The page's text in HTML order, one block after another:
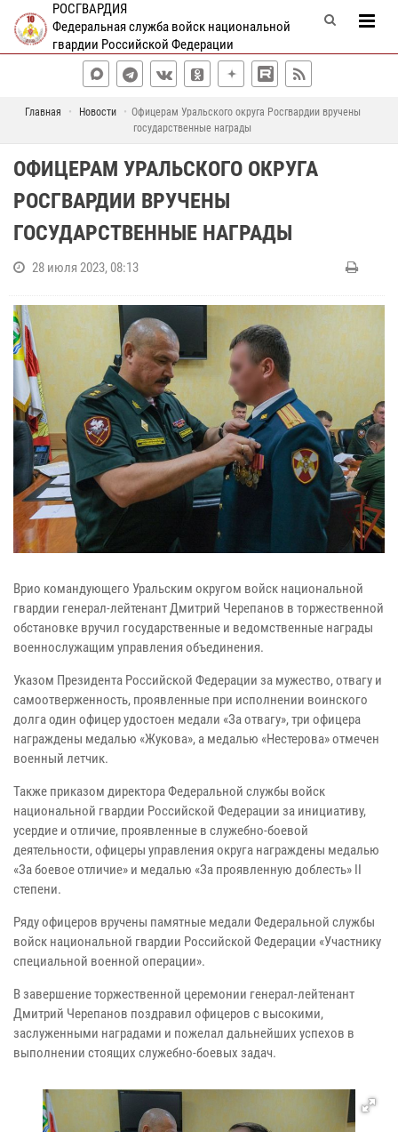
РОСГВАРДИЯ
Федеральная служба войск национальной
гвардии Российской Федерации
Главная Новости
Офицерам Уральского округа Росгвардии вручены
государственные награды
ОФИЦЕРАМ УРАЛЬСКОГО ОКРУГА
РОСГВАРДИИ ВРУЧЕНЫ
ГОСУДАРСТВЕННЫЕ НАГРАДЫ
28 июля 2023, 08:13
Врио командующего Уральским округом войск национальной
гвардии генерал-лейтенант Дмитрий Черепанов в торжественной
обстановке вручил государственные и ведомственные награды
военнослужащим управления объединения.
Указом Президента Российской Федерации за мужество, отвагу и
самоотверженность, проявленные при исполнении воинского
долга один офицер удостоен медали «За отвагу», три офицера
награждены медалью «Жукова», а медалью «Нестерова» отмечен
военный летчик.
Также приказом директора Федеральной службы войск
национальной гвардии Российской Федерации за инициативу,
усердие и отличие, проявленные в служебно-боевой
деятельности, офицеры управления округа награждены медалью
«За боевое отличие» и медалью «За проявленную доблесть» II
степени.
Ряду офицеров вручены памятные медали Федеральной службы
войск национальной гвардии Российской Федерации «Участнику
специальной военной операции».
В завершение торжественной церемонии генерал-лейтенант
Дмитрий Черепанов поздравил офицеров с высокими,
заслуженными наградами и пожелал дальнейших успехов в
выполнении стоящих служебно-боевых задач.